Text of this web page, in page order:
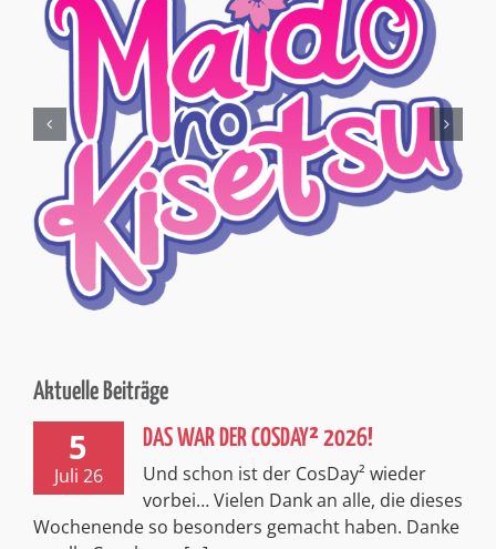
Aktuelle Beiträge
5
Juli 26
DAS WAR DER COSDAY² 2026!
Und schon ist der CosDay² wieder
vorbei… Vielen Dank an alle, die dieses
Wochenende so besonders gemacht haben. Danke